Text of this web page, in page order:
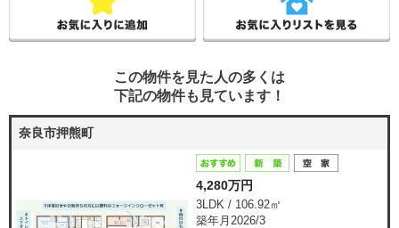
この物件を見た人の多くは
下記の物件も見ています！
奈良市押熊町
4,280万円
3LDK / 106.92㎡
築年月2026/3